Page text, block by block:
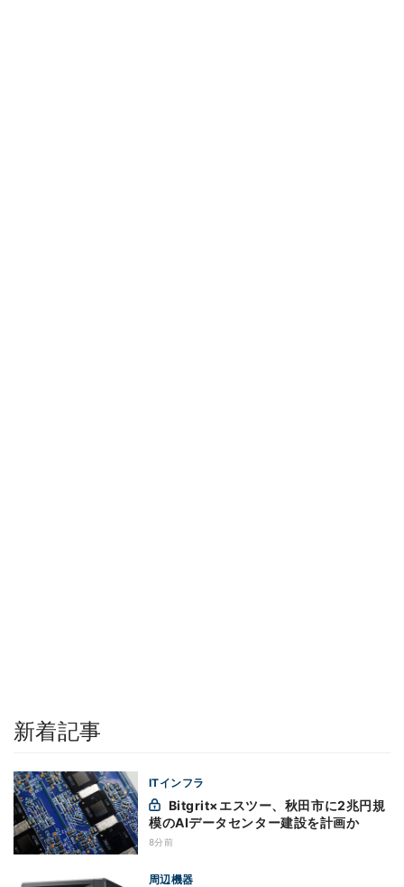
新着記事
ITインフラ
模のAIデータセンター建設を計画か
8分前
周辺機器